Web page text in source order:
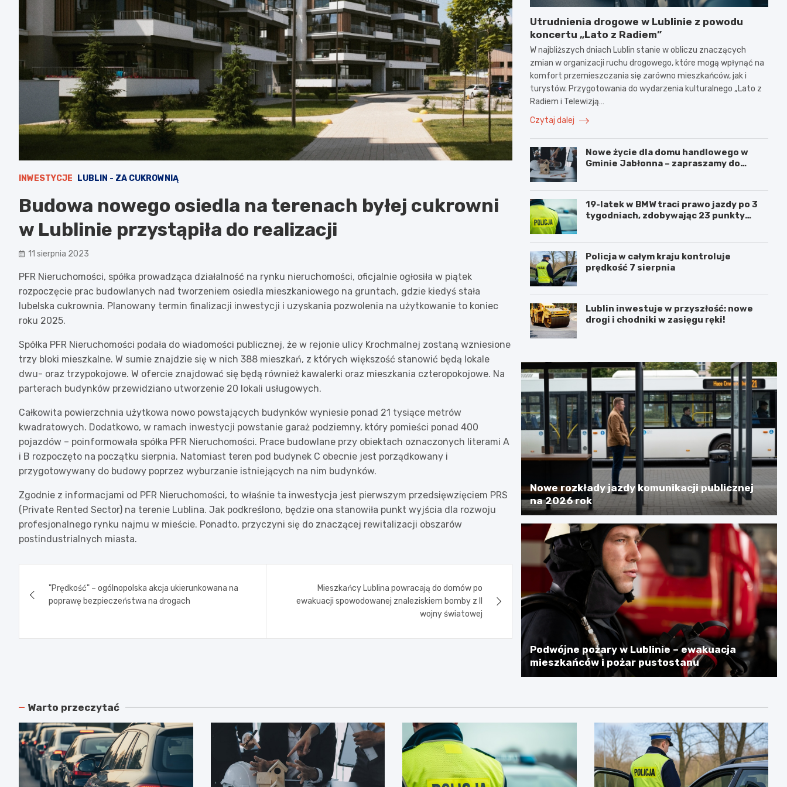
INWESTYCJE LUBLIN - ZA CUKROWNIĄ
Budowa nowego osiedla na terenach byłej cukrowni
w Lublinie przystąpiła do realizacji
11 sierpnia 2023
PFR Nieruchomości, spółka prowadząca działalność na rynku nieruchomości, oficjalnie ogłosiła w piątek
rozpoczęcie prac budowlanych nad tworzeniem osiedla mieszkaniowego na gruntach, gdzie kiedyś stała
lubelska cukrownia. Planowany termin finalizacji inwestycji i uzyskania pozwolenia na użytkowanie to koniec
roku 2025.
Spółka PFR Nieruchomości podała do wiadomości publicznej, że w rejonie ulicy Krochmalnej zostaną wzniesione
trzy bloki mieszkalne. W sumie znajdzie się w nich 388 mieszkań, z których większość stanowić będą lokale
dwu- oraz trzypokojowe. W ofercie znajdować się będą również kawalerki oraz mieszkania czteropokojowe. Na
parterach budynków przewidziano utworzenie 20 lokali usługowych.
Całkowita powierzchnia użytkowa nowo powstających budynków wyniesie ponad 21 tysiące metrów
kwadratowych. Dodatkowo, w ramach inwestycji powstanie garaż podziemny, który pomieści ponad 400
pojazdów – poinformowała spółka PFR Nieruchomości. Prace budowlane przy obiektach oznaczonych literami A
i B rozpoczęto na początku sierpnia. Natomiast teren pod budynek C obecnie jest porządkowany i
przygotowywany do budowy poprzez wyburzanie istniejących na nim budynków.
Zgodnie z informacjami od PFR Nieruchomości, to właśnie ta inwestycja jest pierwszym przedsięwzięciem PRS
(Private Rented Sector) na terenie Lublina. Jak podkreślono, będzie ona stanowiła punkt wyjścia dla rozwoju
profesjonalnego rynku najmu w mieście. Ponadto, przyczyni się do znaczącej rewitalizacji obszarów
postindustrialnych miasta.
wpisu
"Prędkość" – ogólnopolska akcja ukierunkowana na
poprawę bezpieczeństwa na drogach
Mieszkańcy Lublina powracają do domów po
ewakuacji spowodowanej znaleziskiem bomby z II
wojny światowej
Utrudnienia drogowe w Lublinie z powodu
koncertu „Lato z Radiem”
W najbliższych dniach Lublin stanie w obliczu znaczących
zmian w organizacji ruchu drogowego, które mogą wpłynąć na
komfort przemieszczania się zarówno mieszkańców, jak i
turystów. Przygotowania do wydarzenia kulturalnego „Lato z
Radiem i Telewizją…
Czytaj dalej
Nowe życie dla domu handlowego w
Gminie Jabłonna – zapraszamy do
19-latek w BMW traci prawo jazdy po 3
tygodniach, zdobywając 23 punkty
Policja w całym kraju kontroluje
prędkość 7 sierpnia
Lublin inwestuje w przyszłość: nowe
drogi i chodniki w zasięgu ręki!
Nowe rozkłady jazdy komunikacji publicznej
na 2026 rok
Podwójne pożary w Lublinie – ewakuacja
mieszkańców i pożar pustostanu
Warto przeczytać